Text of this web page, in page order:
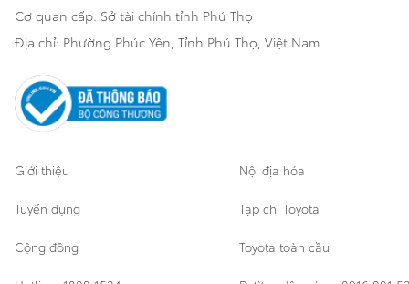
Khách hàng dự án
Sản phẩm chính hãng
Cơ sở bảo hành bảo dưỡng
Thông tin khác
Cơ quan cấp: Sở tài chính tỉnh Phú Thọ
Địa chỉ: Phường Phúc Yên, Tỉnh Phú Thọ, Việt Nam
Giới thiệu Nội địa hóa
Tuyển dụng Tạp chí Toyota
Cộng đồng Toyota toàn cầu